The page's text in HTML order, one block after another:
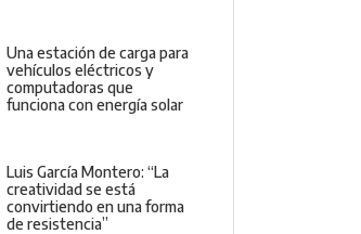
Una estación de carga para
vehículos eléctricos y
computadoras que
funciona con energía solar
Luis García Montero: “La
creatividad se está
convirtiendo en una forma
de resistencia”